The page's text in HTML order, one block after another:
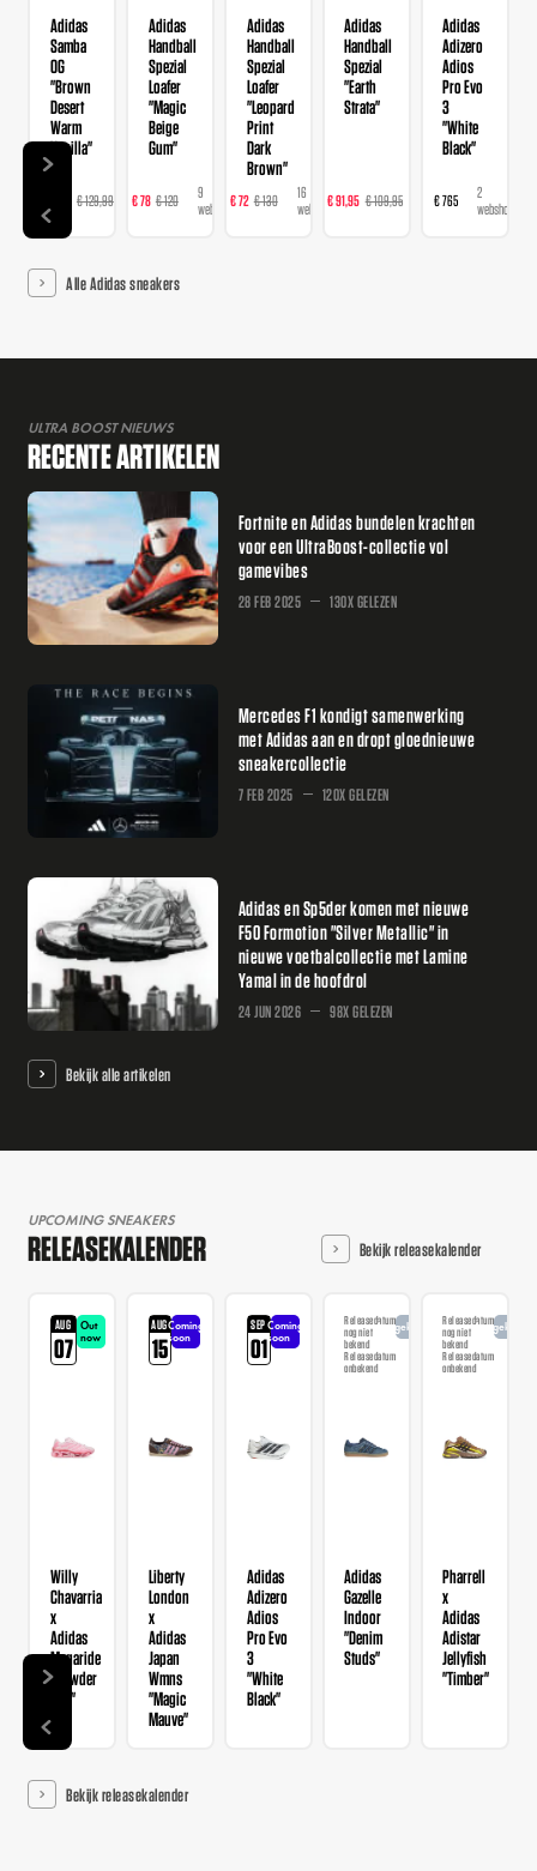
Adidas
Samba
OG
"Brown
Desert
Warm
Vanilla"
€ 129,99
14
webshops
Adidas
Handball
Spezial
Loafer
"Magic
Beige
Gum"
€ 78 € 120
9
webshops
Adidas
Handball
Spezial
Loafer
"Leopard
Print
Dark
Brown"
€ 72 € 130
16
webshops
Adidas
Handball
Spezial
"Earth
Strata"
€ 91,95 € 109,95
webshops
Adidas
Adizero
Adios
Pro Evo
3
"White
Black"
€ 765
2
webshops
Alle Adidas sneakers
ULTRA BOOST NIEUWS
RECENTE ARTIKELEN
Fortnite en Adidas bundelen krachten
voor een UltraBoost-collectie vol
gamevibes
28 FEB 2025 130X GELEZEN
Mercedes F1 kondigt samenwerking
met Adidas aan en dropt gloednieuwe
sneakercollectie
7 FEB 2025 120X GELEZEN
Adidas en Sp5der komen met nieuwe
F50 Formotion "Silver Metallic" in
nieuwe voetbalcollectie met Lamine
Yamal in de hoofdrol
24 JUN 2026 98X GELEZEN
Bekijk alle artikelen
UPCOMING SNEAKERS
RELEASEKALENDER Bekijk releasekalender
AUG
07
Out
now
Willy
Chavarria
x
Adidas
Megaride
"Powder
Red"
AUG
15
Coming
soon
Liberty
London
x
Adidas
Japan
Wmns
"Magic
Mauve"
SEP
01
Coming
soon
Adidas
Adizero
Adios
Pro Evo
3
"White
Black"
Releasedatum
nog niet
bekend
Releasedatum
onbekend
Aangekondigd
Adidas
Gazelle
Indoor
"Denim
Studs"
Releasedatum
nog niet
bekend
Releasedatum
onbekend
Pharrell
x
Adidas
Adistar
Jellyfish
"Timber"
Bekijk releasekalender